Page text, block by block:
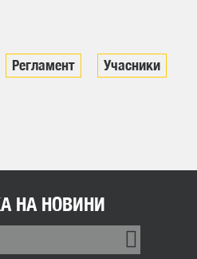
Регламент Учасники
НА НОВИНИ